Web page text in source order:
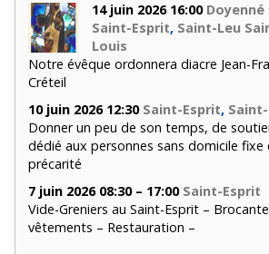
14 juin 2026 16:00
Saint-Esprit, Saint-Leu
Louis
Notre évêque ordonnera diacre Jean-
Créteil
10 juin 2026 12:30 Saint-Esprit,
Donner un peu de son temps, de
dédié aux personnes sans domicile fixe
précarité
7 juin 2026 08:30 – 17:00 Saint-Esprit
Vide-Greniers au Saint-Esprit –
vêtements – Restauration –